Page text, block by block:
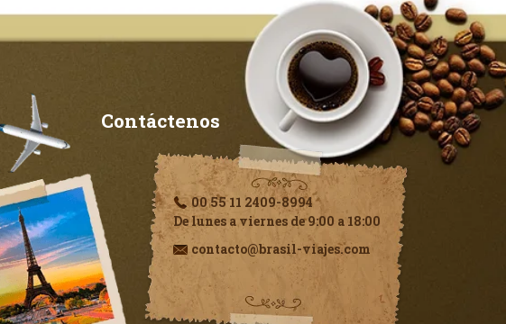
Contáctenos
00 55 11 2409-8994
De lunes a viernes de 9:00 a 18:00
contacto@brasil-viajes.com